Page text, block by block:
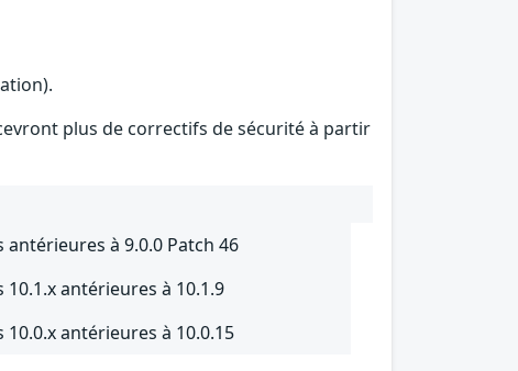
plus de correctifs de sécurité à partir
à 9.0.0 Patch 46
antérieures à 10.1.9
antérieures à 10.0.15